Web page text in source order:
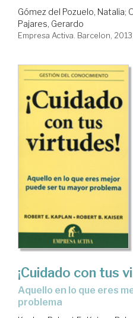
Gómez del Pozuelo, Natalia;
Pajares, Gerardo
Empresa Activa. Barcelon, 2013
¡Cuidado con tus
aquello en lo que eres mejor puede ser tu mayor
problema